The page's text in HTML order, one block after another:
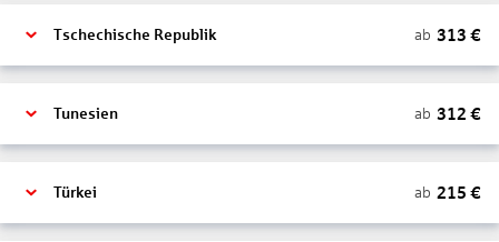
Tschechische Republik ab 313 €
Tunesien ab 312 €
Türkei ab 215 €